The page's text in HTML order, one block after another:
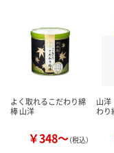
カ
よく取れるこだわり綿
棒 山洋
￥348～（税込）
山
わり